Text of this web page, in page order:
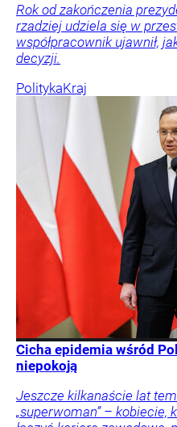
Rok od zakończenia
rzadziej udziela się w
współpracownik ujawnił,
decyzji.
PolitykaKraj
Cicha epidemia wśród
niepokoją
Jeszcze kilkanaście lat
„superwoman” – kobiecie,